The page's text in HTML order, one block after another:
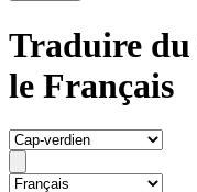
Traduire du
le Français